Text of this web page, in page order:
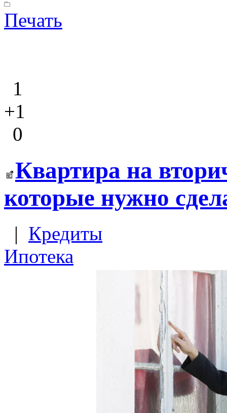
Печать
1
+1
0
Квартира на
которые нужно
| Кредиты
Ипотека